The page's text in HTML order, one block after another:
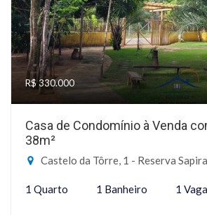
R$ 330.000
Casa de Condomínio à Venda
38m²
Castelo da Tôrre, 1 - Reserva Sapiranga,
1 Quarto 1 Banheiro 1 Vaga